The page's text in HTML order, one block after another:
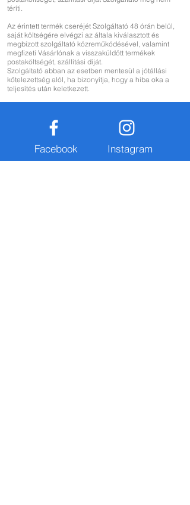
téríti.
Az érintett termék cseréjét Szolgáltató 48 órán belül,
saját költségére elvégzi az általa kiválasztott és
megbízott szolgáltató közreműködésével, valamint
megfizeti Vásárlónak a visszaküldött termékek
postaköltségét, szállítási díját.
Szolgáltató abban az esetben mentesül a jótállási
kötelezettség alól, ha bizonyítja, hogy a hiba oka a
teljesítés után keletkezett.
Facebook Instagram